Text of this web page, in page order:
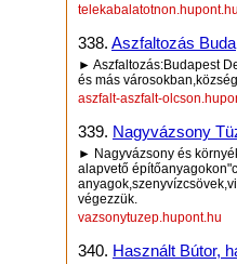
338. Aszfaltozás
► Aszfaltozás:Budapest
és más
aszfalt-aszfalt-
339. Nagyvázsony
► Nagyvázsony és
alapvető
végezzük.
vazsonytuzep.hupont.hu
340. Használt Bútor,